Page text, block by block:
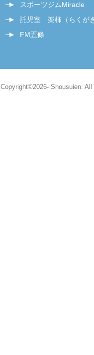
スポーツジムMiracle
託児室 楽柿（らくが
FM五條
Copyright©2026- Shousuien.